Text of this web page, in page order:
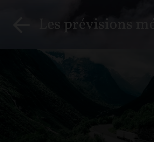
Les prévisions